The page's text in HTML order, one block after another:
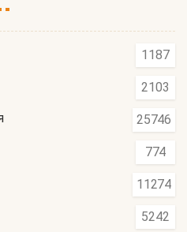
1187
2103
25746
774
11274
5242